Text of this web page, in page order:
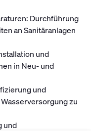
Durchführung
an Sanitäranlagen
und
in Neu- und
und
zu
und